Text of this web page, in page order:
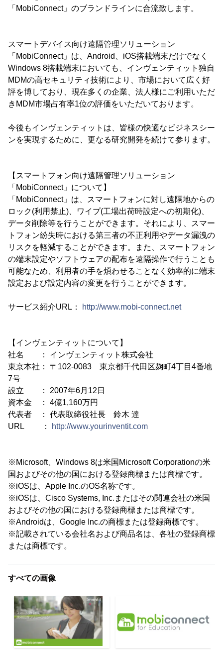
「MobiConnect」のブランドラインに合流致します。
スマートデバイス向け遠隔管理ソリューション
「MobiConnect」は、Android、iOS搭載端末だけでなく
Windows 8搭載端末においても、インヴェンティット独自
MDMの高セキュリティ技術により、市場において広く好
評を博しており、現在多くの企業、法人様にご利用いただ
きMDM市場占有率1位の評価をいただいております。
今後もインヴェンティットは、皆様の快適なビジネスシー
ンを実現するために、更なる研究開発を続けて参ります。
【スマートフォン向け遠隔管理ソリューション
「MobiConnect」について】
「MobiConnect」は、スマートフォンに対し遠隔地からの
ロック(利用禁止)、ワイプ(工場出荷時設定への初期化)、
データ削除等を行うことができます。それにより、スマー
トフォン紛失時における第三者の不正利用やデータ漏洩の
リスクを軽減することができます。また、スマートフォン
の端末設定やソフトウェアの配布を遠隔操作で行うことも
可能なため、利用者の手を煩わせることなく効率的に端末
設定および設定内容の変更を行うことができます。
サービス紹介URL： http://www.mobi-connect.net
【インヴェンティットについて】
社名 ： インヴェンティット株式会社
東京本社： 〒102-0083 東京都千代田区麹町4丁目4番地
7号
設立 ： 2007年6月12日
資本金 ： 4億1,160万円
代表者 ： 代表取締役社長 鈴木 達
URL ：
http://www.yourinventit.com
※Microsoft、Windows 8は米国Microsoft Corporationの米
国およびその他の国における登録商標または商標です。
※iOSは、Apple Inc.のOS名称です。
※iOSは、Cisco Systems, Inc.またはその関連会社の米国
およびその他の国における登録商標または商標です。
※Androidは、Google Inc.の商標または登録商標です。
※記載されている会社名および商品名は、各社の登録商標
または商標です。
すべての画像